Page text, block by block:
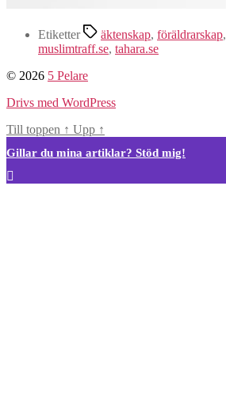
Etiketter äktenskap, föräldrarskap,
muslimtraff.se, tahara.se
© 2026 5 Pelare
Drivs med WordPress
Till toppen ↑ Upp ↑
Gillar du mina artiklar? Stöd mig!